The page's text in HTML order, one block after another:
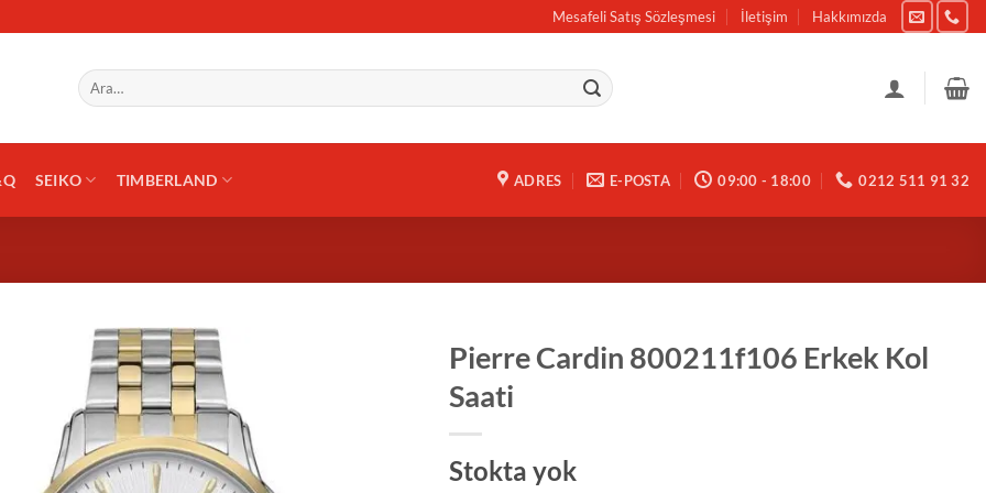
Mesafeli Satış Sözleşmesi İletişim Hakkımızda
Ara:
SEIKO TIMBERLAND ADRES E-POSTA 09:00 - 18:00 0212 511 91 32
Pierre Cardin 800211f106 Erkek Kol
Saati
Stokta yok